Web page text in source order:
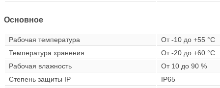
Основное
Рабочая температура
От -10 до +55 °C
Температура хранения
От -20 до +60 °C
Рабочая влажность
От 10 до 90 %
Степень защиты IP
IP65